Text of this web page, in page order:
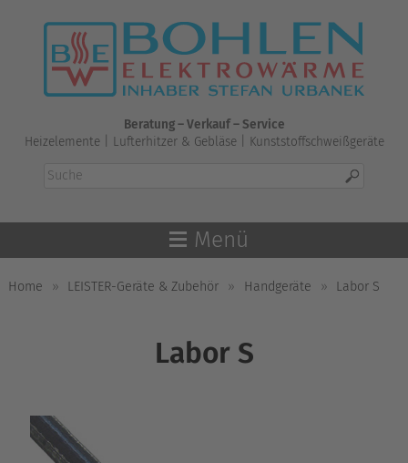
Beratung – Verkauf – Service
Heizelemente | Lufterhitzer & Gebläse | Kunststoffschweißgeräte
Menü
Home » LEISTER-Geräte & Zubehör » Handgeräte » Labor S
Labor S